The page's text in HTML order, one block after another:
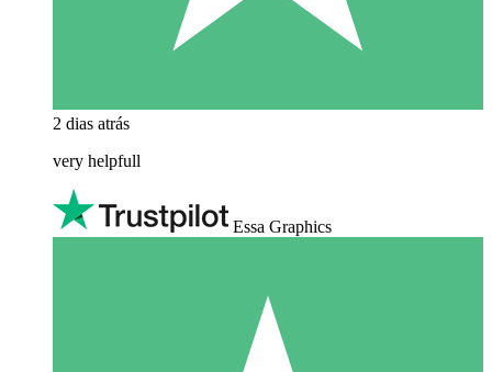
2 dias atrás
very helpfull
Essa Graphics